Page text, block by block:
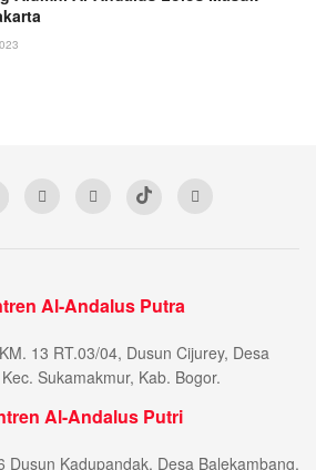
Al-Andalus Putra
13 RT.03/04, Dusun Cijurey, Desa
Sukamakmur, Kab. Bogor.
Al-Andalus Putri
Dusun Kadupandak, Desa Balekambang,